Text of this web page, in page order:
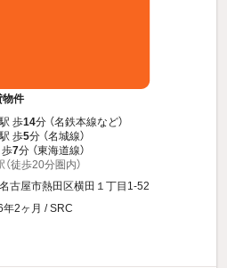
物件
歩14分 （名鉄本線など）
歩5分 （名城線）
7分 （東海道線）
徒歩20分圏内）
古屋市熱田区横田１丁目1-52
年2ヶ月 / SRC